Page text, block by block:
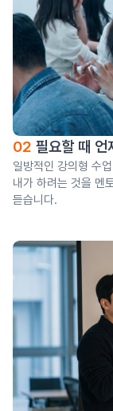
02 필요할 때 언
일방적인 강의형 수
내가 하려는 것을 멘
듣습니다.